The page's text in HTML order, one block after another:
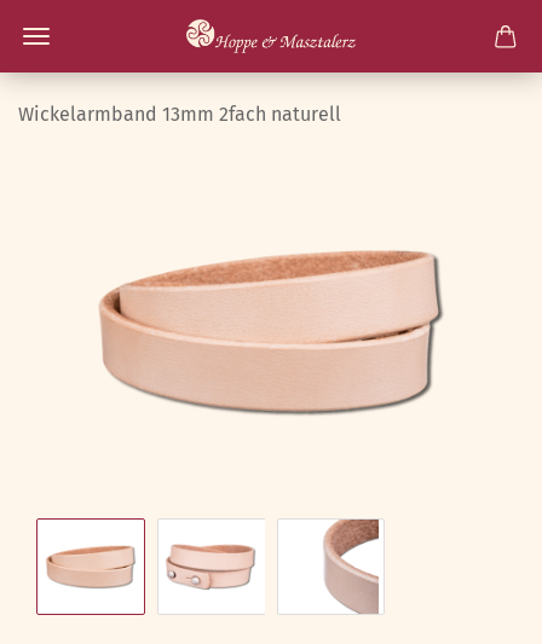
Wickelarmband 13mm 2fach naturell